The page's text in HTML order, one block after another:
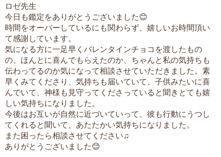
ロゼ先生
今日も鑑定をありがとうございました😊
時間をオーバーしているにも関わらず、嬉しいお時間頂い
て感謝しています。
気になる方に一足早くバレンタインチョコを渡したもの
の、ほんとに喜んでもらえたのか、ちゃんと私の気持ちも
伝わってるのか気になって相談させていただきました。素
早くみてくださり、気持ちも届いていて、子供みたいに喜
んでいて、神様も見守ってくださっていると聞きとても嬉
しい気持ちになりました。
今後はお互いが自然に近づいていって、彼も行動にうつし
てくれると聞いて、あたたかい気持ちになりました。
また困ったら相談させてください♫
ありがとうございました😊